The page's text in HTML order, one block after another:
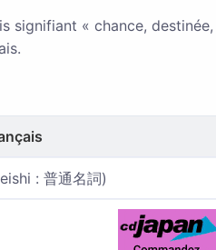
signifiant « chance,
: 普通名詞)